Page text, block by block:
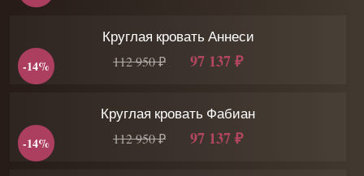
Круглая кровать Аннеси
112 950 ₽ 97 137 ₽
-14%
Круглая кровать Фабиан
112 950 ₽ 97 137 ₽
-14%